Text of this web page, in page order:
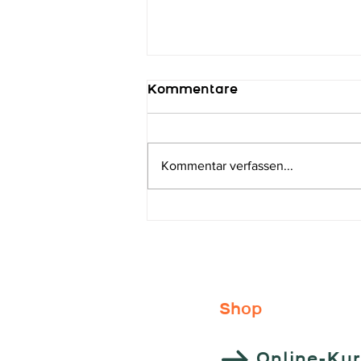
Kommentare
Kommentar verfassen...
Shop